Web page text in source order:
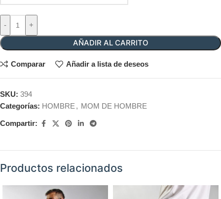
- +
AÑADIR AL CARRITO
Comparar Añadir a lista de deseos
SKU: 394
Categorías: HOMBRE , MOM DE HOMBRE
Compartir:
Productos relacionados